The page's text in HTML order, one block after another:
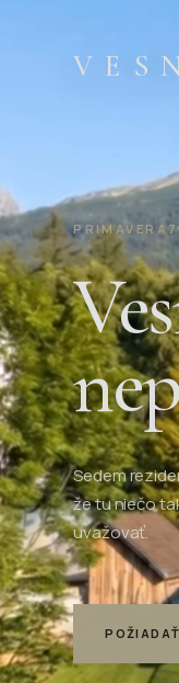
PRIMAVERA
Sedem
že tu niečo
uvažovať.